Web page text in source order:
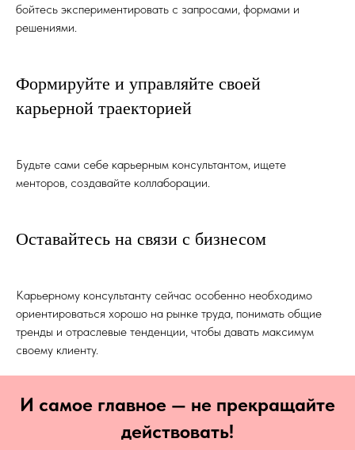
бойтесь экспериментировать с запросами, формами и
решениями.
Формируйте и управляйте своей
карьерной траекторией
Будьте сами себе карьерным консультантом, ищете
менторов, создавайте коллаборации.
Оставайтесь на связи с бизнесом
Карьерному консультанту сейчас особенно необходимо
ориентироваться хорошо на рынке труда, понимать общие
тренды и отраслевые тенденции, чтобы давать максимум
своему клиенту.
И самое главное — не прекращайте
действовать!